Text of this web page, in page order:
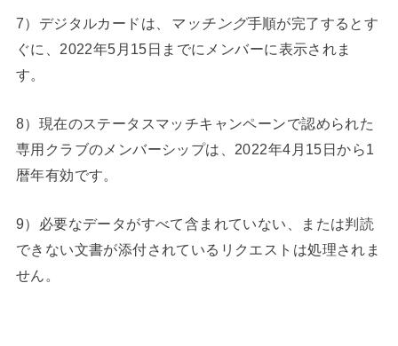
7）デジタルカードは、 マッチング手順が完了するとす
ぐに、2022年5月15日までにメンバーに表示されま
す。
8）現在のステータスマッチキャンペーンで認められた
専用クラブのメンバーシップは、2022年4月15日から1
暦年有効です。
9）必要なデータがすべて含まれていない、または判読
できない文書が添付されているリクエストは処理されま
せん。